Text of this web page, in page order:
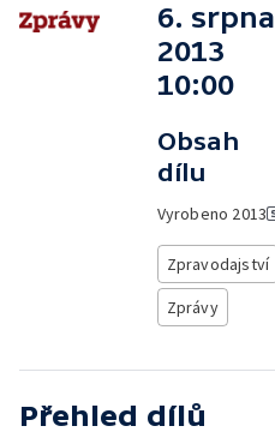
6. srpna
2013
10:00
Obsah
dílu
Vyrobeno 2013
Zpravodajství
Zprávy
Přehled dílů